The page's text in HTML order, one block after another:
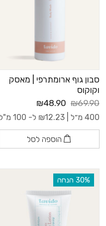
סבון גוף ארומתרפי | מאסק
וקוקוס
₪69.90
₪48.90
400 מ״ל | ₪12.23 ל- 100 מ"ל
הוספה לסל
‫30% הנחה